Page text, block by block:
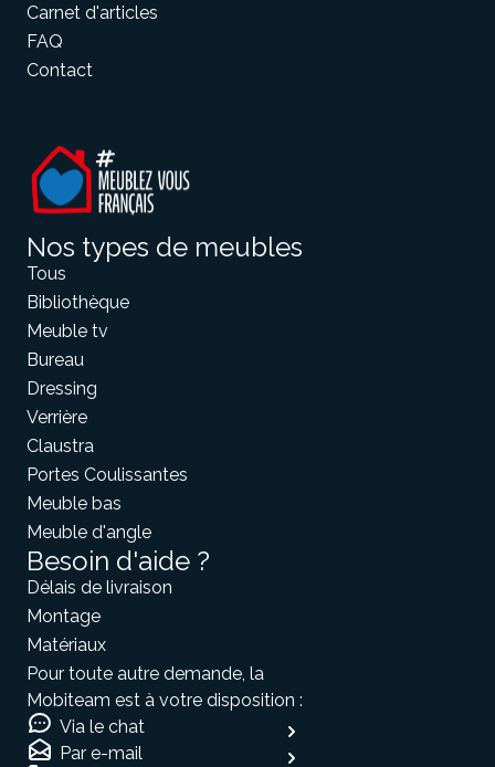
Carnet d'articles
FAQ
Contact
Nos types de meubles
Tous
Bibliothèque
Meuble tv
Bureau
Dressing
Verrière
Claustra
Portes Coulissantes
Meuble bas
Meuble d'angle
Besoin d'aide ?
Délais de livraison
Montage
Matériaux
Pour toute autre demande, la
Mobiteam est à votre disposition :
Via le chat
Par e-mail